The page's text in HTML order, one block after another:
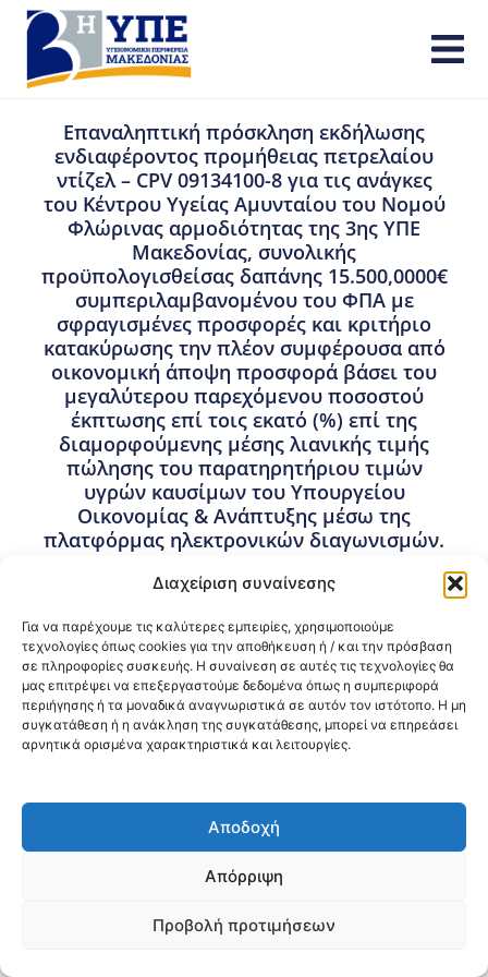
Διαχείριση συναίνεσης
Για να παρέχουμε τις καλύτερες εμπειρίες, χρησιμοποιούμε
τεχνολογίες όπως cookies για την αποθήκευση ή / και την πρόσβαση
σε πληροφορίες συσκευής. Η συναίνεση σε αυτές τις τεχνολογίες θα
μας επιτρέψει να επεξεργαστούμε δεδομένα όπως η συμπεριφορά
περιήγησης ή τα μοναδικά αναγνωριστικά σε αυτόν τον ιστότοπο. Η μη
συγκατάθεση ή η ανάκληση της συγκατάθεσης, μπορεί να επηρεάσει
αρνητικά ορισμένα χαρακτηριστικά και λειτουργίες.
Αποδοχή
Απόρριψη
Προβολή προτιμήσεων
Επαναληπτική πρόσκληση εκδήλωσης
ενδιαφέροντος προμήθειας πετρελαίου
ντίζελ – CPV 09134100-8 για τις ανάγκες
του Κέντρου Υγείας Αμυνταίου του Νομού
Φλώρινας αρμοδιότητας της 3ης ΥΠΕ
Μακεδονίας, συνολικής
προϋπολογισθείσας δαπάνης 15.500,0000€
συμπεριλαμβανομένου του ΦΠΑ με
σφραγισμένες προσφορές και κριτήριο
κατακύρωσης την πλέον συμφέρουσα από
οικονομική άποψη προσφορά βάσει του
μεγαλύτερου παρεχόμενου ποσοστού
έκπτωσης επί τοις εκατό (%) επί της
διαμορφούμενης μέσης λιανικής τιμής
πώλησης του παρατηρητήριου τιμών
υγρών καυσίμων του Υπουργείου
Οικονομίας & Ανάπτυξης μέσω της
πλατφόρμας ηλεκτρονικών διαγωνισμών.
προσφορών: 24-08-2023 και ώρα 14:30.
08-2023 και ώρα 10:00.
2 Αυγούστου, 2023
Προμήθειες - Συμβάσεις,Προμήθειες 3ης ΥΠΕ
Πολιτική Προστασίας Δεδομένων
Θεσσαλονίκη, ΕλλάδαΤηλ: +30 2311 226 200
email: 3ype@3ype.gr